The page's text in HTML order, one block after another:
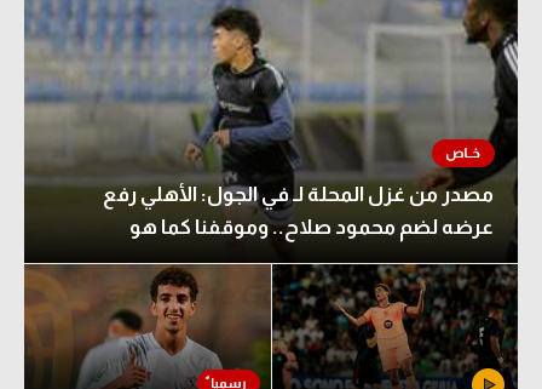
مصدر من غزل المحلة لـ في الجول: الأهلي رفع
عرضه لضم محمود صلاح.. وموقفنا كما هو